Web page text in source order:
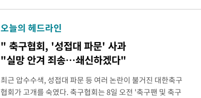
오늘의 헤드라인
" 축구협회, '성접대 파문' 사과
"실망 안겨 죄송…쇄신하겠다"
최근 압수수색, 성접대 파문 등 여러 논란이 불거진 대한축구
협회가 고개를 숙였다. 축구협회는 8일 오전 '축구팬 및 축구